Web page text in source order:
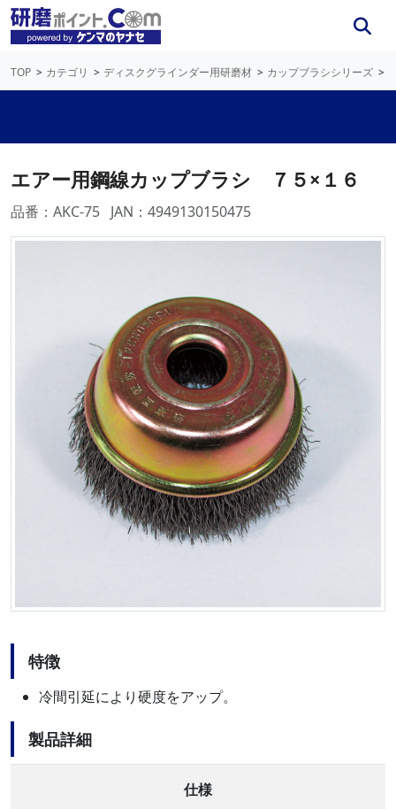
TOP カテゴリ ディスクグラインダー用研磨材 カップブラシシリーズ
エアー用鋼線カップブラシ ７５×１６
品番：AKC-75 JAN：4949130150475
特徴
冷間引延により硬度をアップ。
製品詳細
仕様